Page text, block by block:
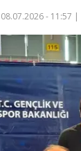
08.07.2026 - 11:57 |